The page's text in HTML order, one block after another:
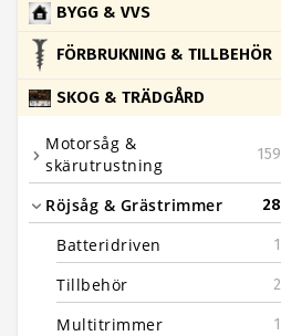
BYGG & VVS
FÖRBRUKNING & TILLBEHÖR
SKOG & TRÄDGÅRD
Motorsåg &
skärutrustning
159
Röjsåg & Grästrimmer 28
Batteridriven 1
Tillbehör 2
Multitrimmer 1